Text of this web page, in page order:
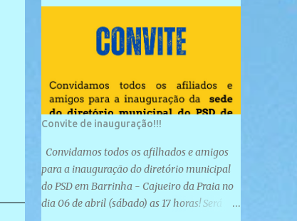
Convite de inauguração!!!
Convidamos todos os afilhados e amigos
para a inauguração do diretório municipal
do PSD em Barrinha - Cajueiro da Praia no
dia 06 de abril (sábado) as 17 horas! Será